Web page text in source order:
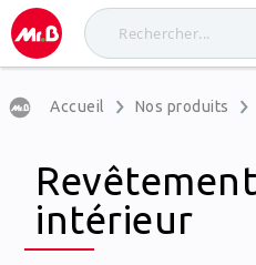
Accueil Nos produits
intérieur